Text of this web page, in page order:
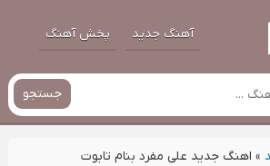
آهنگ جدید پخش آهنگ
جستجو
» اهنگ جدید علی مفرد بنام تابوت